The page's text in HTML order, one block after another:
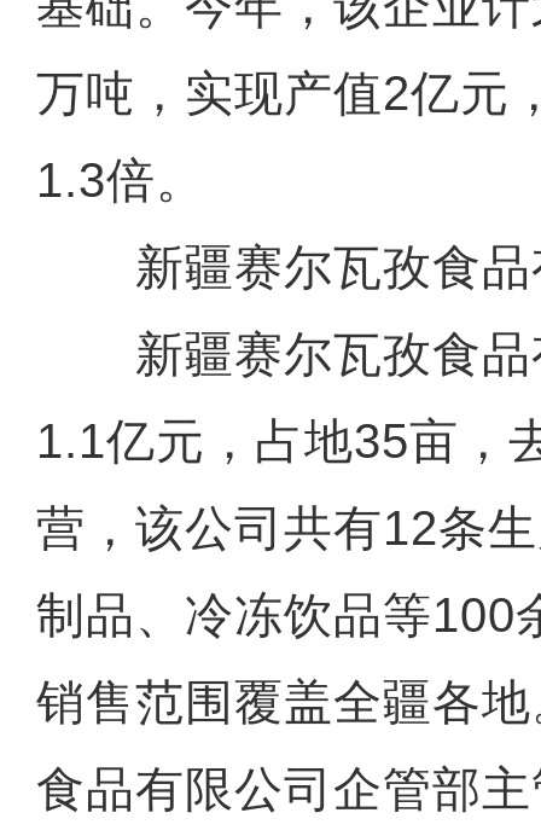
万吨，实现产值2亿元
1.3倍。
新疆赛尔瓦孜食品
新疆赛尔瓦孜食品
1.1亿元，占地35亩，
营，该公司共有12条
制品、冷冻饮品等100
销售范围覆盖全疆各
食品有限公司企管部